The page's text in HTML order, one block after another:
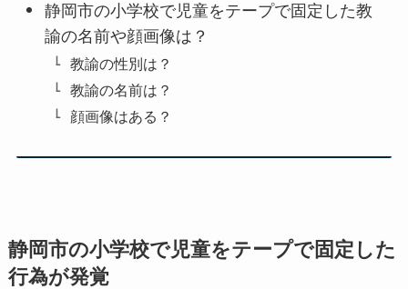
静岡市の小学校で児童をテープで固定した教
諭の名前や顔画像は？
教諭の性別は？
教諭の名前は？
顔画像はある？
静岡市の小学校で児童をテープで固定した
行為が発覚